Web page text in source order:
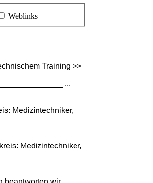
Weblinks
Training >>
...
Medizintechniker,
Medizintechniker,